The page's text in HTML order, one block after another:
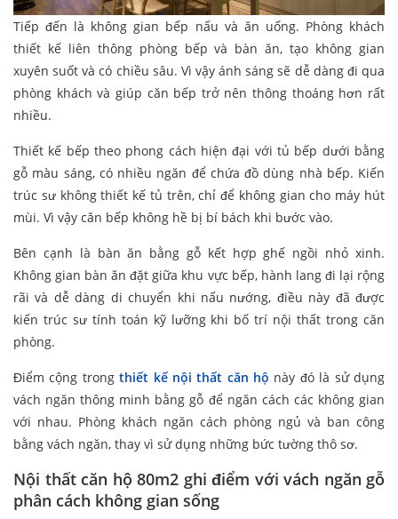
Tiếp đến là không gian bếp nấu và ăn uống. Phòng khách
thiết kế liên thông phòng bếp và bàn ăn, tạo không gian
xuyên suốt và có chiều sâu. Vì vậy ánh sáng sẽ dễ dàng đi qua
phòng khách và giúp căn bếp trở nên thông thoáng hơn rất
nhiều.
Thiết kế bếp theo phong cách hiện đại với tủ bếp dưới bằng
gỗ màu sáng, có nhiều ngăn để chứa đồ dùng nhà bếp. Kiến
trúc sư không thiết kế tủ trên, chỉ để không gian cho máy hút
mùi. Vì vậy căn bếp không hề bị bí bách khi bước vào.
Bên cạnh là bàn ăn bằng gỗ kết hợp ghế ngồi nhỏ xinh.
Không gian bàn ăn đặt giữa khu vực bếp, hành lang đi lại rộng
rãi và dễ dàng di chuyển khi nấu nướng, điều này đã được
kiến trúc sư tính toán kỹ lưỡng khi bố trí nội thất trong căn
phòng.
Điểm cộng trongthiết kế nội thất căn hộ này đó là sử dụng
vách ngăn thông minh bằng gỗ để ngăn cách các không gian
với nhau. Phòng khách ngăn cách phòng ngủ và ban công
bằng vách ngăn, thay vì sử dụng những bức tường thô sơ.
Nội thất căn hộ 80m2 ghi điểm với vách ngăn gỗ
phân cách không gian sống